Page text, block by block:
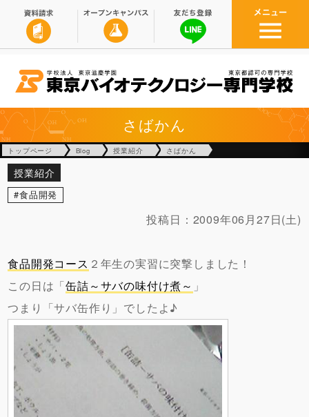
さばかん
トップページ Blog 授業紹介 さばかん
授業紹介
食品開発
投稿日： 2009年06月27日(土)
食品開発コース ２年生の実習に突撃しました！
この日は「缶詰～サバの味付け煮～ 」
つまり「サバ缶作り」でしたよ♪